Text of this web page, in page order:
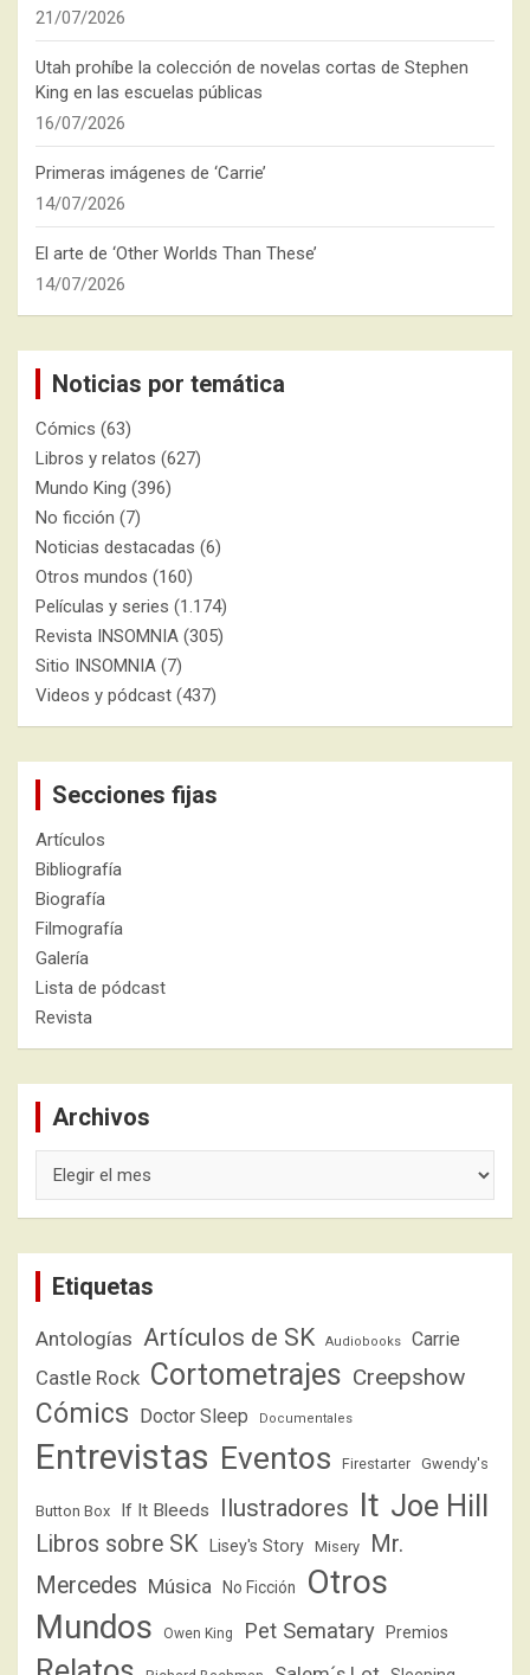
21/07/2026
Utah prohíbe la colección de novelas cortas de Stephen
King en las escuelas públicas
16/07/2026
Primeras imágenes de ‘Carrie’
14/07/2026
El arte de ‘Other Worlds Than These’
14/07/2026
Noticias por temática
Cómics (63)
Libros y relatos (627)
Mundo King (396)
No ficción (7)
Noticias destacadas (6)
Otros mundos (160)
Películas y series (1.174)
Revista INSOMNIA (305)
Sitio INSOMNIA (7)
Videos y pódcast (437)
Secciones fijas
Artículos
Bibliografía
Biografía
Filmografía
Galería
Lista de pódcast
Revista
Archivos
Etiquetas
Antologías Artículos de SK Audiobooks Carrie
Castle Rock Cortometrajes Creepshow
Cómics Doctor Sleep Documentales
Entrevistas Eventos Firestarter Gwendy's
Button Box If It Bleeds Ilustradores It Joe Hill
Libros sobre SK Lisey's Story Misery
Mr.
Mercedes Música No Ficción
Otros
Mundos
Owen King Pet Sematary Premios